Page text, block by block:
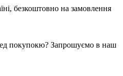
безкоштовно на замовлення
покупокю? Запрошуємо в наш